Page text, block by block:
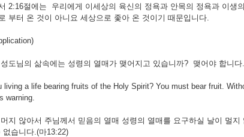
2:16절에는 우리에게 이세상의 육신의 정욕과 안목의 정욕과 이
부터 온 것이 아니요 세상으로 좇아 온 것이기 때문입니다.
의 삶속에는 성령의 열매가 맺어지고 있습니까? 맺어야 합니다.
living a life bearing fruits of the Holy Spirit? You must bear fruit.
warning.
않아서 주님께서 믿음의 열매 성령의 열매를 요구하실 날이 멀
없습니다.(마13:22)